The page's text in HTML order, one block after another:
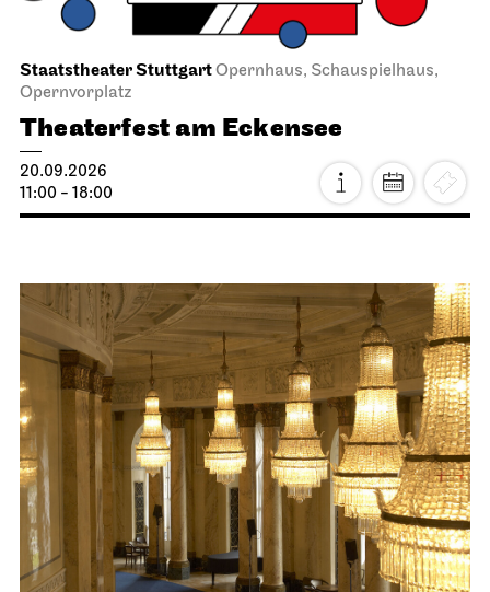
Staatstheater StuttgartOpernhaus, Schauspielhaus,
Opernvorplatz
Theaterfest am Eckensee
20.09.2026
11:00 - 18:00